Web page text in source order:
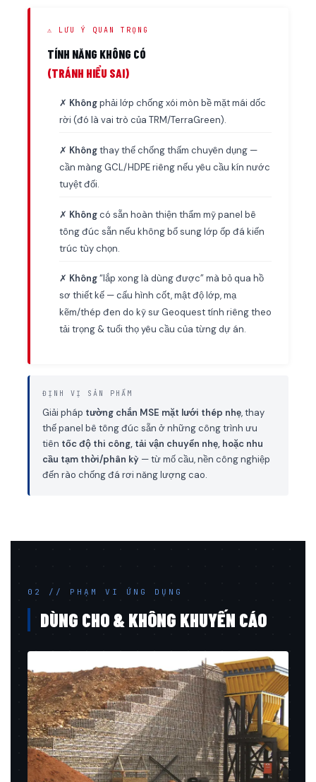
⚠ LƯU Ý QUAN TRỌNG
TÍNH NĂNG KHÔNG CÓ
(TRÁNH HIỂU SAI)
✗ Khôngphải lớp chống xói mòn bề mặt mái dốc
rời (đó là vai trò của TRM/TerraGreen).
✗ Khôngthay thế chống thấm chuyên dụng —
cần màng GCL/HDPE riêng nếu yêu cầu kín nước
tuyệt đối.
✗ Khôngcó sẵn hoàn thiện thẩm mỹ panel bê
tông đúc sẵn nếu không bổ sung lớp ốp đá kiến
trúc tùy chọn.
✗ Không“lắp xong là dùng được” mà bỏ qua hồ
sơ thiết kế — cấu hình cốt, mật độ lớp, mạ
kẽm/thép đen do kỹ sư Geoquest tính riêng theo
tải trọng & tuổi thọ yêu cầu của từng dự án.
ĐỊNH VỊ SẢN PHẨM
Giải pháp tường chắn MSE mặt lưới thép nhẹ, thay
thế panel bê tông đúc sẵn ở những công trình ưu
tiên tốc độ thi công, tải vận chuyển nhẹ, hoặc nhu
cầu tạm thời/phân kỳ — từ mố cầu, nền công nghiệp
đến rào chống đá rơi năng lượng cao.
02 // PHẠM VI ỨNG DỤNG
DÙNG CHO & KHÔNG KHUYẾN CÁO